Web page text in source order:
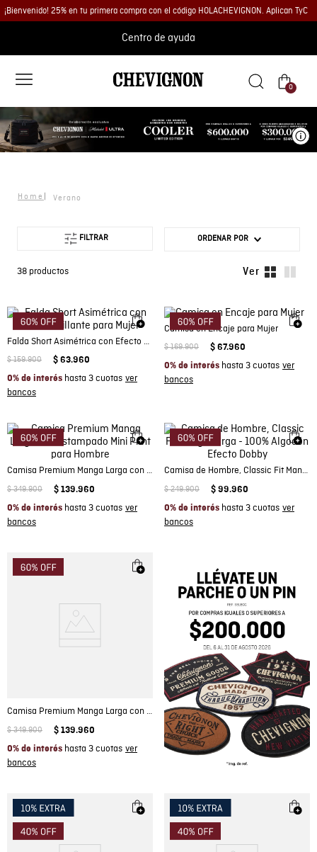
¡Bienvenido! 25% en tu primera compra con el código HOLACHEVIGNON. Aplican TyC
Centro de ayuda
0
Verano
FILTRAR ORDENAR POR
38 productos
Falda Short Asimétrica con Efecto Brillante para Mujer
$ 159.900 $ 63.960
0% de interés hasta 3 cuotas
Camisa en Encaje para Mujer
$ 169.900 $ 67.960
0% de interés hasta 3 cuotas
Camisa Premium Manga Larga con Estampado Mini Print para Hombre
$ 349.900 $ 139.960
0% de interés hasta 3 cuotas
Camisa de Hombre, Classic Fit Manga Larga - 100% Algodón Efecto Dobby
$ 249.900 $ 99.960
0% de interés hasta 3 cuotas
Camisa Premium Manga Larga con Estampado Mini Print para Hombre
$ 349.900 $ 139.960
0% de interés hasta 3 cuotas